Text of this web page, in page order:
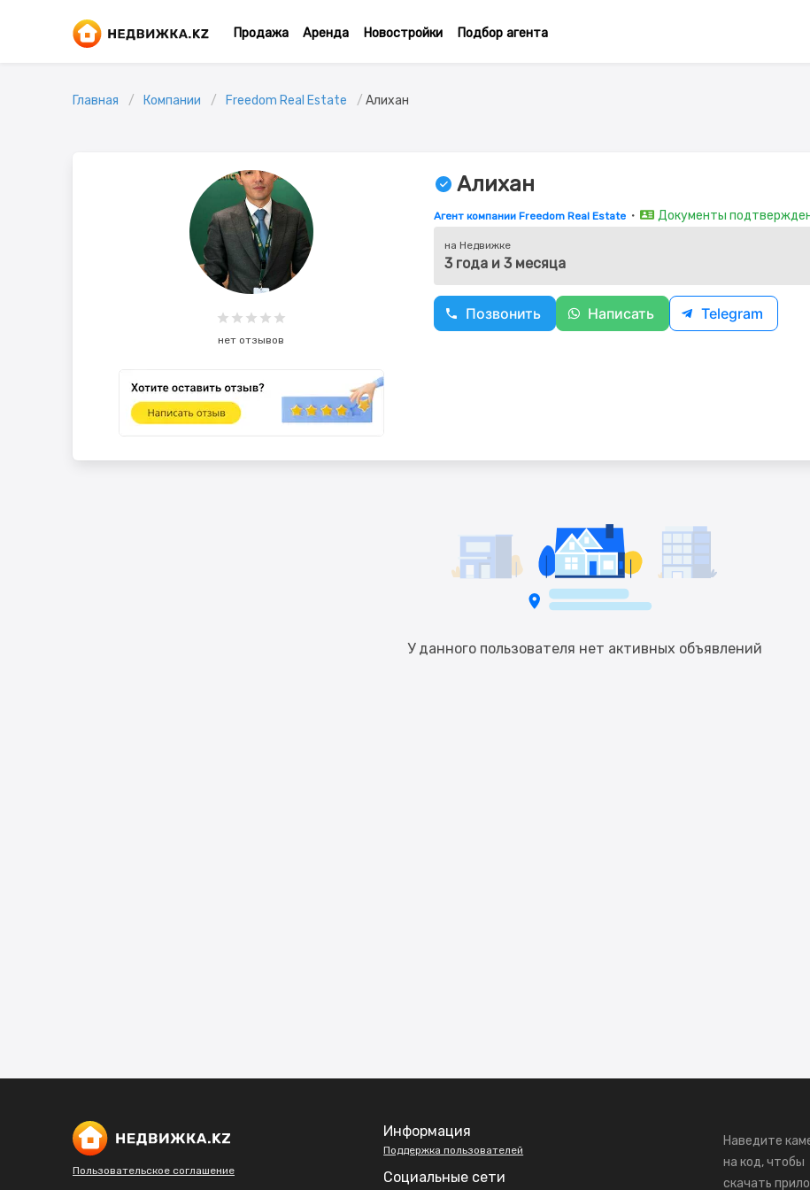
Продажа Аренда Новостройки Подбор агента
Главная Компании Freedom Real Estate Алихан
нет отзывов
Алихан
Агент компании Freedom Real Estate・ Документы
на Недвижке
3 года и 3 месяца
Позвонить Написать Telegram
У данного пользователя нет активных объявлений
Пользовательское соглашение
Информация
Поддержка пользователей
Социальные сети
Наведите
на код, чтобы
скачать